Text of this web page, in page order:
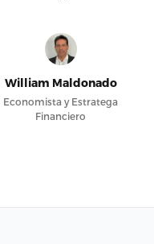
William Maldonado
Economista y Estratega
Financiero